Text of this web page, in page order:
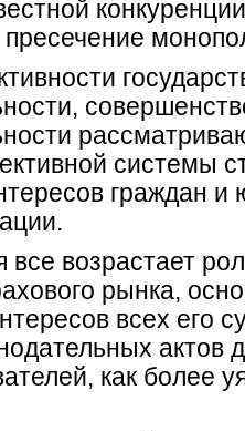
системы
граждан и
возрастает
рынка,
всех его
актов
как более